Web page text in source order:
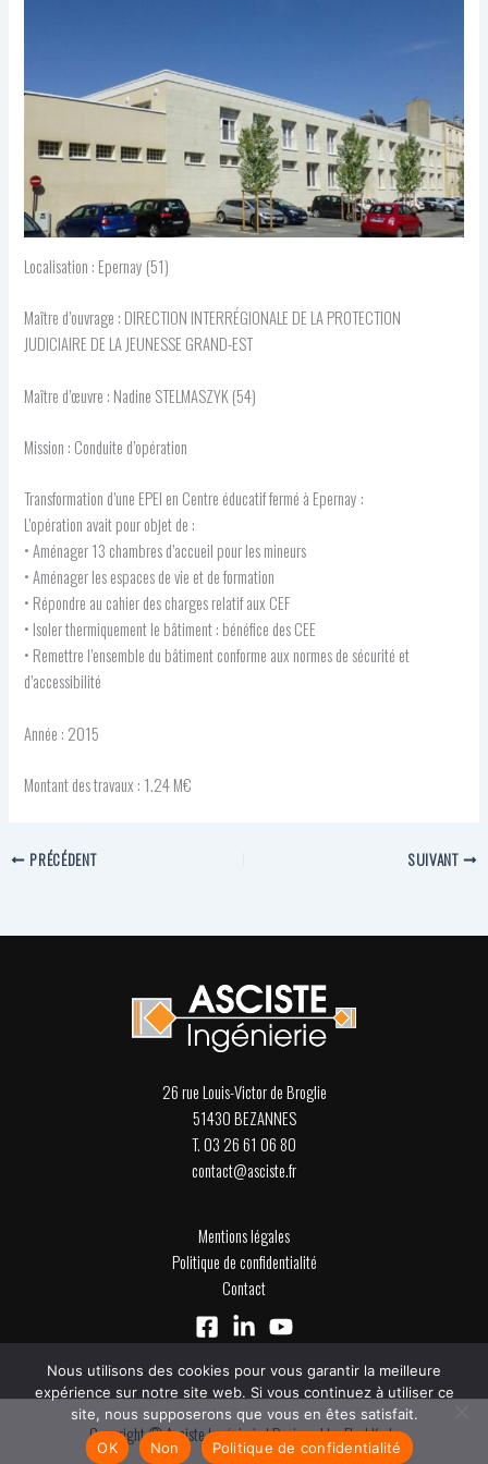
Localisation : Epernay (51)
Maître d’ouvrage : DIRECTION INTERRÉGIONALE DE LA PROTECTION
JUDICIAIRE DE LA JEUNESSE GRAND-EST
Maître d’œuvre : Nadine STELMASZYK (54)
Mission : Conduite d’opération
Transformation d’une EPEI en Centre éducatif fermé à Epernay :
L’opération avait pour objet de :
• Aménager 13 chambres d’accueil pour les mineurs
• Aménager les espaces de vie et de formation
• Répondre au cahier des charges relatif aux CEF
• Isoler thermiquement le bâtiment : bénéfice des CEE
• Remettre l’ensemble du bâtiment conforme aux normes de sécurité et
d’accessibilité
Année : 2015
Montant des travaux : 1.24 M€
PRÉCÉDENT SUIVANT
26 rue Louis-Victor de Broglie
51430 BEZANNES
T. 03 26 61 06 80
contact@asciste.fr
Mentions légales
Politique de confidentialité
Contact
Copyright ©Asciste Ingénierie | Designed by FlashKode
Nous utilisons des cookies pour vous garantir la meilleure
expérience sur notre site web. Si vous continuez à utiliser ce
site, nous supposerons que vous en êtes satisfait.
OK
Non Politique de confidentialité